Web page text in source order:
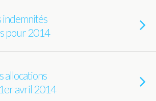
indemnités
pour 2014
allocations
avril 2014